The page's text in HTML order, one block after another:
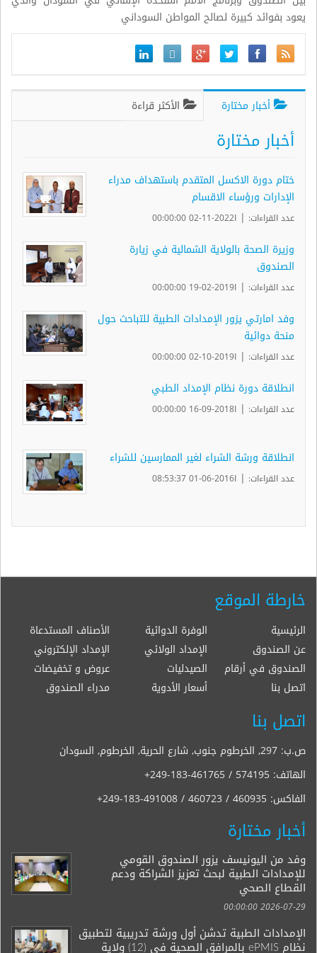
يعود بفوائد كبيرة لصالح المواطن السوداني
أخبار مختارة الأكثر قراءة
أخبار مختارة
ختام دورة الاكسل المتقدم باستهداف مدراء
الإدارات ورؤساء الاقسام
عدد القراءات: | ا2022-11-02 00:00:00
وزيرة الصحة بالولاية الشمالية في زيارة
الصندوق
عدد القراءات: | ا2019-02-19 00:00:00
وفد امارتي يزور الإمدادات الطبية للتباحث حول
منحة دوائية
عدد القراءات: | ا2019-10-02 00:00:00
انطلاقة دورة نظام الإمداد الطبي
عدد القراءات: | ا2018-09-16 00:00:00
انطلاقة ورشة الشراء لغير الممارسين للشراء
عدد القراءات: | ا2016-06-01 08:53:37
خارطة الموقع
الرئيسية الوفرة الدوائية
الأصناف المستدعاة
عن الصندوق
الإمداد الولائي
الإمداد الإلكتروني
الصندوق في أرقام
الصيدليات
عروض و تخفيضات
اتصل بنا
أسعار الأدوية مدراء الصندوق
اتصل بنا
ص.ب: 297, الخرطوم جنوب, شارع الحرية, الخرطوم, السودان
الهاتف: +249-183-461765 / 574195
الفاكس: +249-183-491008 / 460723 / 460935
أخبار مختارة
وفد من اليونيسف يزور الصندوق القومي
للإمدادات الطبية لبحث تعزيز الشراكة ودعم
القطاع الصحي
2026-07-29 00:00:00
الإمدادات الطبية تدشن أول ورشة تدريبية لتطبيق
نظام ePMIS بالمرافق الصحية في (12) ولاية